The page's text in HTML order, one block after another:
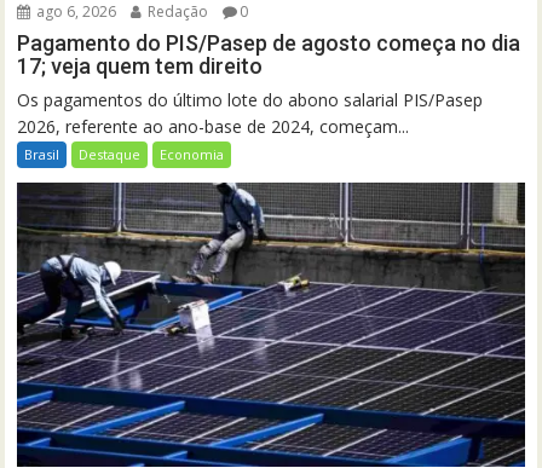
ago 6, 2026 Redação 0
Pagamento do PIS/Pasep de agosto começa no dia
17; veja quem tem direito
Os pagamentos do último lote do abono salarial PIS/Pasep
2026, referente ao ano-base de 2024, começam...
Brasil Destaque Economia